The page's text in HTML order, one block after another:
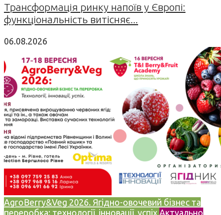
Трансформація ринку напоїв у Європі:
функціональність витісняє...
06.08.2026
AgroBerry&Veg 2026. Ягідно-овочевий бізнес та
переробка: технології, інновації, успіх Актуально